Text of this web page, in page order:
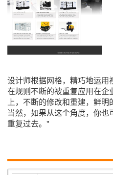
设计师根据网格，精巧地运用
在规则不断的被重复应用在
上，不断的修改和重建，鲜明
当然，如果从这个角度，你
重复过去。"